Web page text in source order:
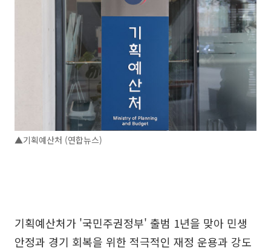
▲기획예산처 (연합뉴스)
기획예산처가 '국민주권정부' 출범 1년을 맞아 민생
안정과 경기 회복을 위한 적극적인 재정 운용과 강도